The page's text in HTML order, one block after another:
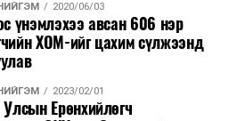
2020/06/03
үнэмлэхээ авсан 606 нэр
ХОМ-ийг цахим сүлжээнд
2023/02/01
Ерөнхийлөгч